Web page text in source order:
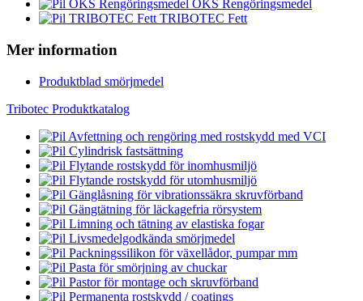
OKS Rengöringsmedel
TRIBOTEC Fett
Mer information
Produktblad smörjmedel
Tribotec Produktkatalog
Avfettning och rengöring med rostskydd med VCI
Cylindrisk fastsättning
Flytande rostskydd för inomhusmiljö
Flytande rostskydd för utomhusmiljö
Gänglåsning för vibrationssäkra skruvförband
Gängtätning för läckagefria rörsystem
Limning och tätning av elastiska fogar
Livsmedelgodkända smörjmedel
Packningssilikon för växellådor, pumpar mm
Pasta för smörjning av chuckar
Pastor för montage och skruvförband
Permanenta rostskydd / coatings